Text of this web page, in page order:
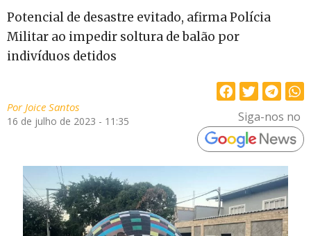
Potencial de desastre evitado, afirma Polícia
Militar ao impedir soltura de balão por
indivíduos detidos
PorJoice Santos
16 de julho de 2023 - 11:35 Siga-nos no